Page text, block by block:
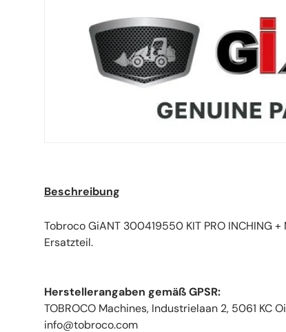
Beschreibung
Tobroco GiANT 300419550 KIT PRO INCHING +
Ersatzteil.
Herstellerangaben gemäß GPSR:
TOBROCO Machines, Industrielaan 2, 5061 KC
info@tobroco.com